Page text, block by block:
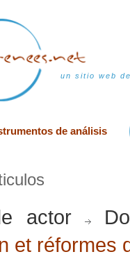
un sitio web
de análisis
actor
et réformes